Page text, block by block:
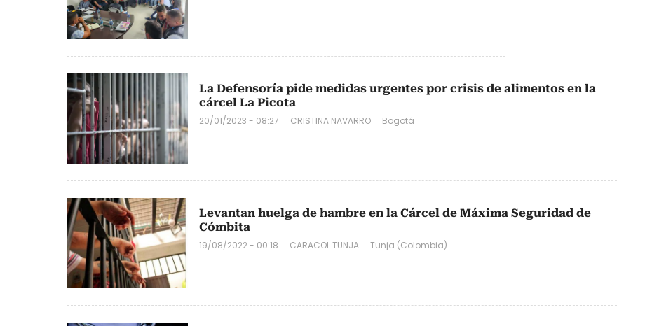
La Defensoría pide medidas urgentes por crisis de alimentos en la
cárcel La Picota
20/01/2023 - 08:27 CRISTINA NAVARRO Bogotá
Levantan huelga de hambre en la Cárcel de Máxima Seguridad de
Cómbita
19/08/2022 - 00:18 CARACOL TUNJA Tunja (Colombia)